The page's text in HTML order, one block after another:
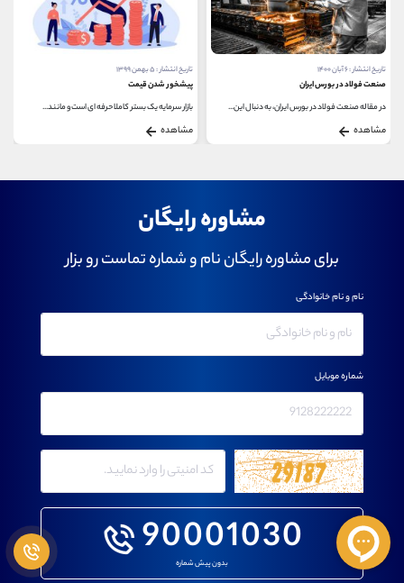
تاریخ انتشار : ۵ بهمن ۱۳۹۹
پیشخور شدن قیمت
بازار سرمایه یک بستر کاملا حرفه ای است و مانند...
مشاهده
تاریخ انتشار : ۱۶ آذر ۱۳۹۹
پول چیست؟
مشاهده
مشاوره رایگان
برای مشاوره رایگان نام و شماره تماست رو بزار
90001030
بدون پیش شماره
نام و نام خانوادگی
شماره موبایل